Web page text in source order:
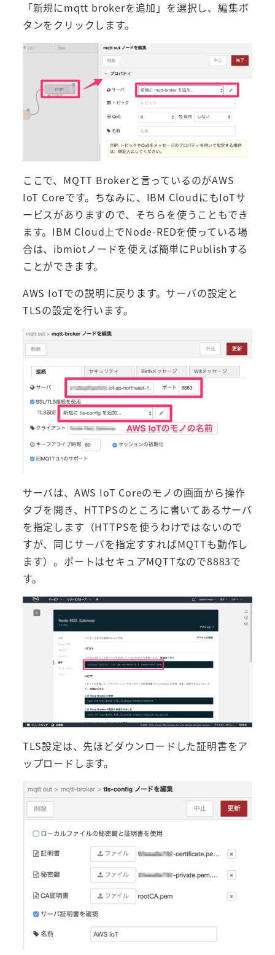
「新規にmqtt brokerを追加」を選択し、編集ボ
タンをクリックします。
ここで、MQTT Brokerと言っているのがAWS
IoT Coreです。ちなみに、IBM CloudにもIoTサ
ービスがありますので、そちらを使うこともでき
ます。IBM Cloud上でNode-REDを使っている場
合は、ibmiotノードを使えば簡単にPublishする
ことができます。
AWS IoTでの説明に戻ります。サーバの設定と
TLSの設定を行います。
サーバは、AWS IoT Coreのモノの画面から操作
タブを開き、HTTPSのところに書いてあるサーバ
を指定します（HTTPSを使うわけではないので
すが、同じサーバを指定すすればMQTTも動作し
ます）。ポートはセキュアMQTTなので8883で
す。
TLS設定は、先ほどダウンロードした証明書をア
ップロードします。